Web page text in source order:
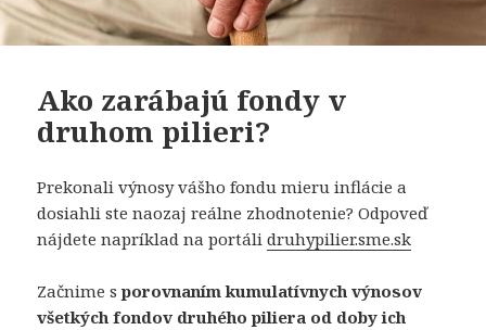
Ako zarábajú fondy v
druhom pilieri?
Prekonali výnosy vášho fondu mieru inflácie a
dosiahli ste naozaj reálne zhodnotenie? Odpoveď
nájdete napríklad na portálidruhypilier.sme.sk
Začnime sporovnaním kumulatívnych výnosov
všetkých fondov druhého piliera od doby ich